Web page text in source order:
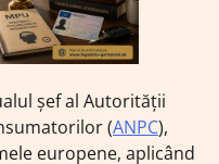
șef al Autorității
(ANPC),
europene, aplicând